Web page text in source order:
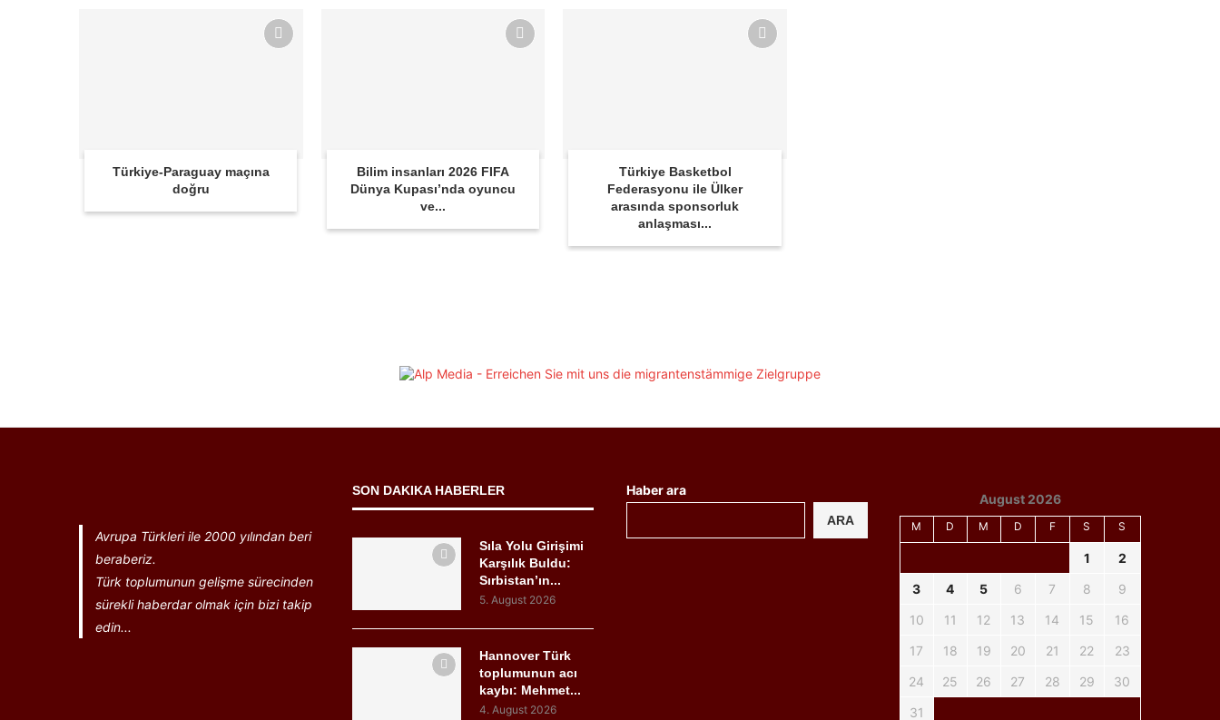
Türkiye-Paraguay maçına
doğru
Bilim insanları 2026 FIFA
Dünya Kupası’nda oyuncu
ve...
Türkiye Basketbol
Federasyonu ile Ülker
arasında sponsorluk
anlaşması...
Avrupa Türkleri ile 2000 yılından beri
beraberiz.
Türk toplumunun gelişme sürecinden
sürekli haberdar olmak için bizi takip
edin...
SON DAKIKA HABERLER
Sıla Yolu Girişimi
Karşılık Buldu:
Sırbistan’ın...
5. August 2026
Hannover Türk
toplumunun acı
kaybı: Mehmet...
4. August 2026
Haber ara
ARA
August 2026
M D M D F S S
1
2
3
4 5 6 7 8
9
10
11 12 13 14 15
16
17
18 19 20 21 22
23
24
25 26 27 28 29
30
31